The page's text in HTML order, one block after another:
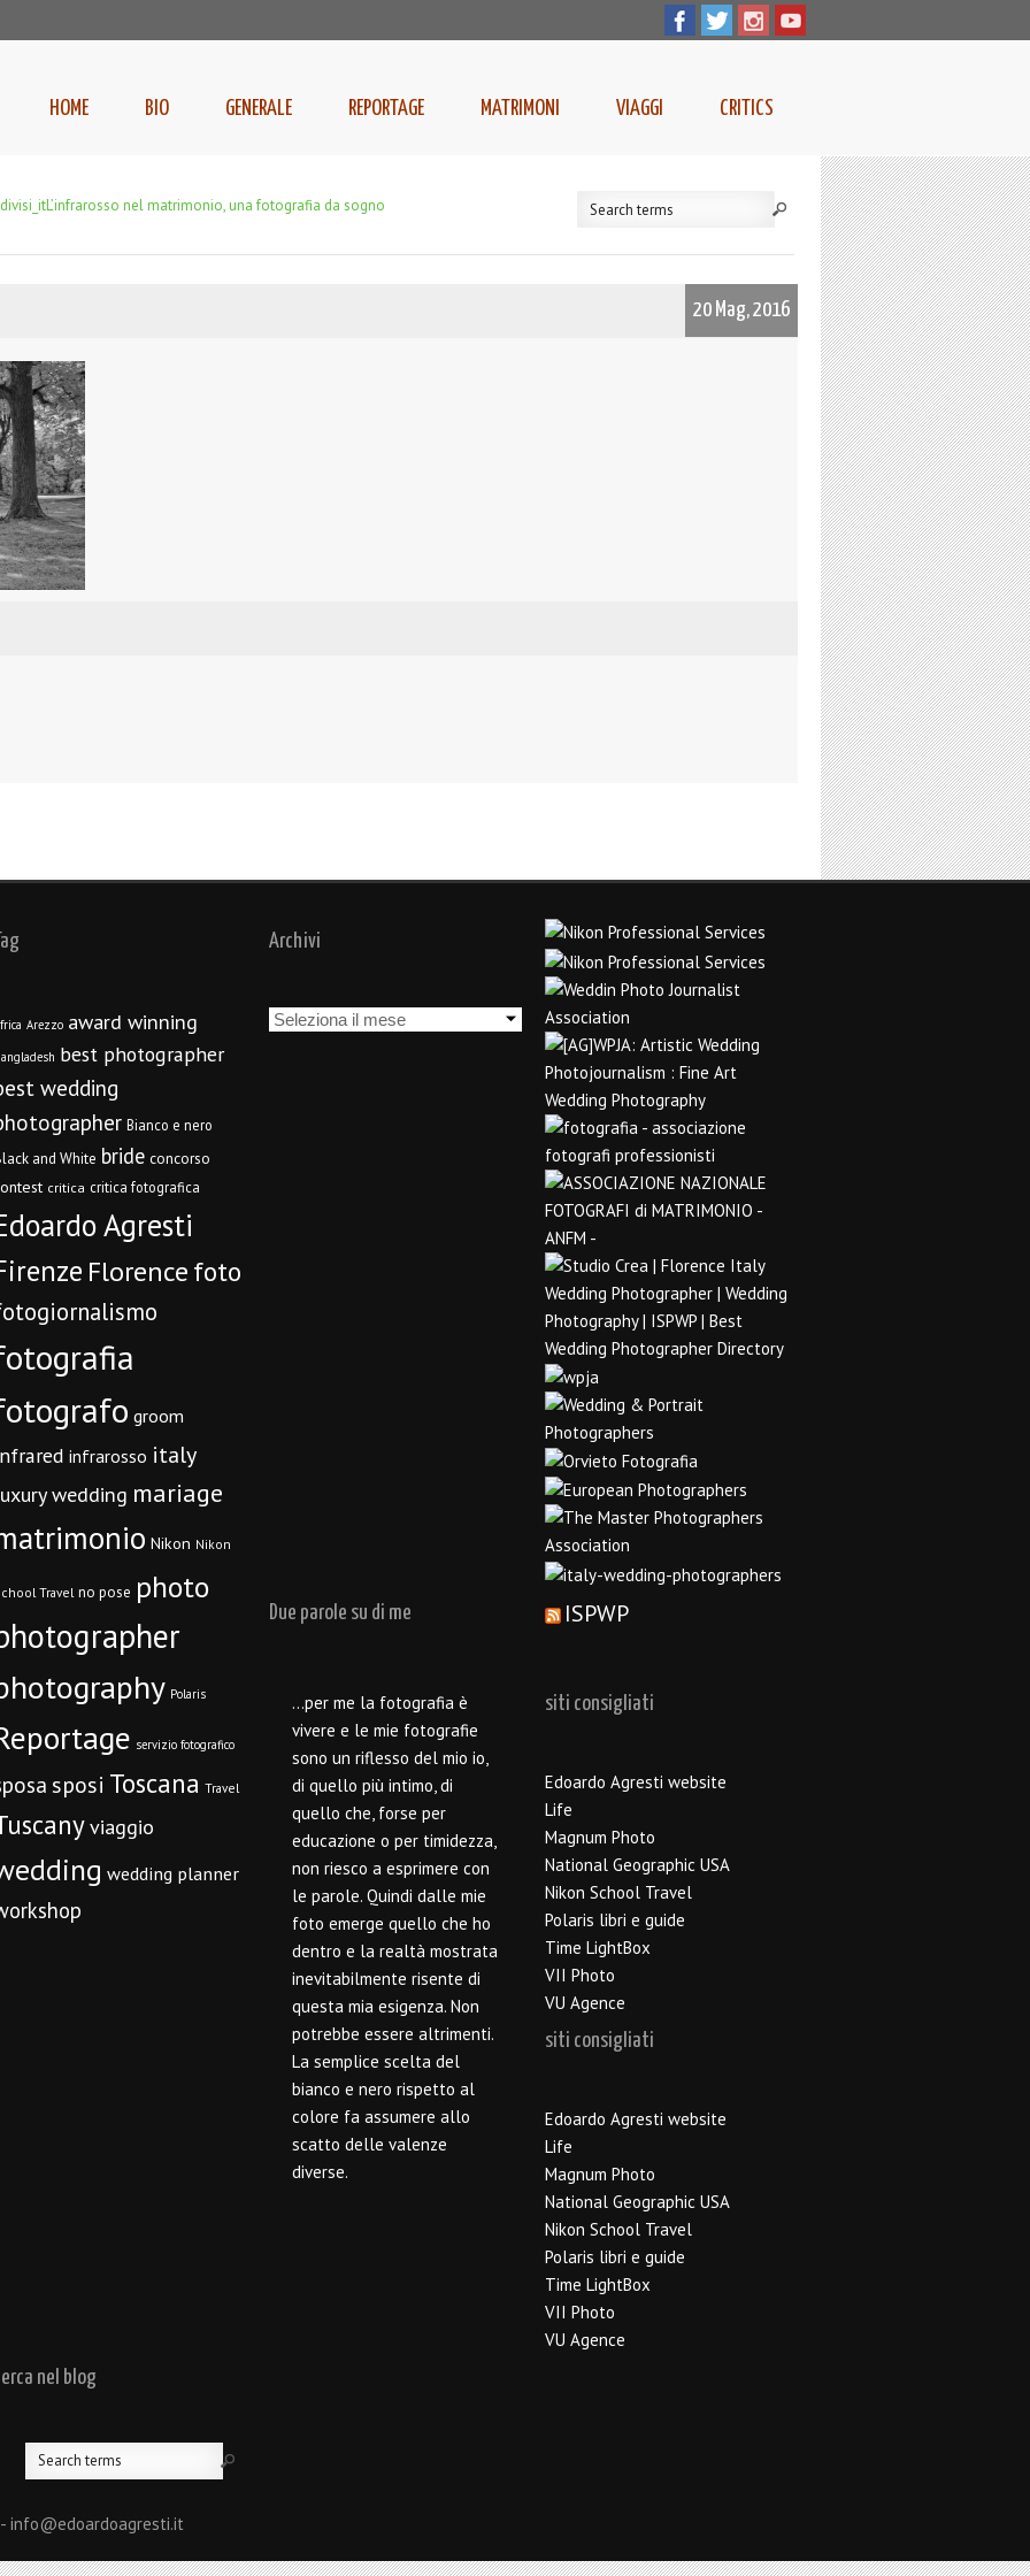
HOME BIO GENERALE REPORTAGE MATRIMONI VIAGGI CRITICS
L’infrarosso nel matrimonio, una fotografia da sogno
20 Mag, 2016
Arezzo award winning
best photographer
wedding
Bianco e nero
and White bride concorso
critica critica fotografica
Agresti
Florencefoto
groom
infrarosso italy
wedding mariage
Nikon Nikon
Travel no pose photo
Polaris
servizio fotografico
sposi Toscana Travel
viaggio
wedding planner
Archivi
Archivi
Due parole su di me
…per me la fotografia è
vivere e le mie fotografie
sono un riflesso del mio io,
di quello più intimo, di
quello che, forse per
educazione o per timidezza,
non riesco a esprimere con
le parole. Quindi dalle mie
foto emerge quello che ho
dentro e la realtà mostrata
inevitabilmente risente di
questa mia esigenza. Non
potrebbe essere altrimenti.
La semplice scelta del
bianco e nero rispetto al
colore fa assumere allo
scatto delle valenze
diverse.
ISPWP
siti consigliati
Edoardo Agresti website
Life
Magnum Photo
National Geographic USA
Nikon School Travel
Polaris libri e guide
Time LightBox
VII Photo
VU Agence
siti consigliati
Edoardo Agresti website
Life
Magnum Photo
National Geographic USA
Nikon School Travel
Polaris libri e guide
Time LightBox
VII Photo
VU Agence
nel blog
info@edoardoagresti.it